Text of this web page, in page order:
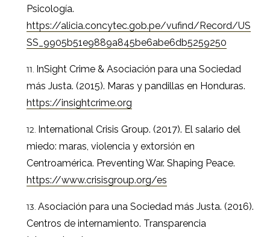
Psicología.
https://alicia.concytec.gob.pe/vufind/Record/US
SS_9905b51e9889a845be6abe6db5259250
InSight Crime & Asociación para una Sociedad
más Justa. (2015). Maras y pandillas en Honduras.
https://insightcrime.org
International Crisis Group. (2017). El salario del
miedo: maras, violencia y extorsión en
Centroamérica. Preventing War. Shaping Peace.
https://www.crisisgroup.org/es
Asociación para una Sociedad más Justa. (2016).
Centros de internamiento. Transparencia